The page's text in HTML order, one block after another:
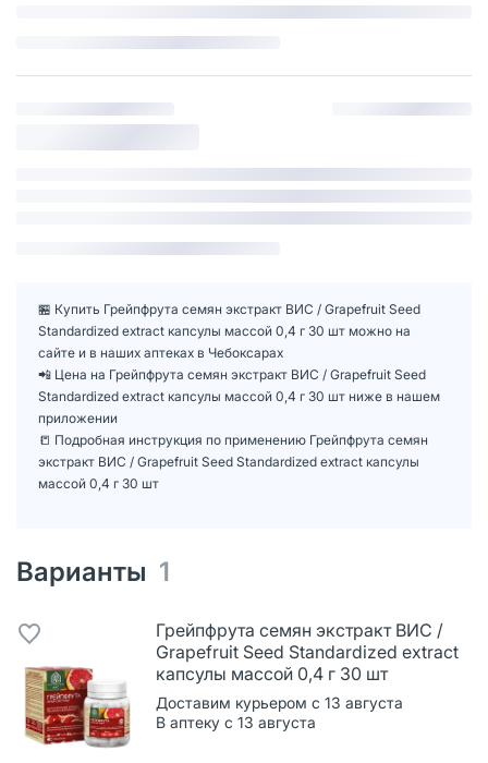
🏪 Купить Грейпфрута семян экстракт ВИС / Grapefruit Seed
Standardized extract капсулы массой 0,4 г 30 шт можно на
сайте и в наших аптеках в Чебоксарах
📲 Цена на Грейпфрута семян экстракт ВИС / Grapefruit Seed
Standardized extract капсулы массой 0,4 г 30 шт ниже в нашем
приложении
📒 Подробная инструкция по применению Грейпфрута семян
экстракт ВИС / Grapefruit Seed Standardized extract капсулы
массой 0,4 г 30 шт
Варианты 1
Грейпфрута семян экстракт ВИС /
Grapefruit Seed Standardized extract
капсулы массой 0,4 г 30 шт
Доставим курьером с 13 августа
В аптеку с 13 августа